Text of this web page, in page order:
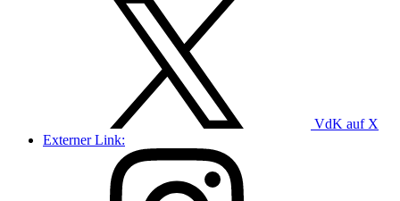
VdK auf X
Externer Link: